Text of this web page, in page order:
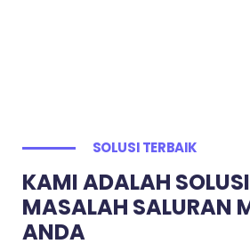
SOLUSI TERBAIK
KAMI ADALAH
MASALAH SALURAN
ANDA